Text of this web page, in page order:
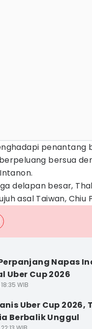
penantang
bersua
delapan besar,
asal Taiwan, Chiu
Napas
Uber Cup 2026
WIB
Uber Cup 2026,
Berbalik Unggul